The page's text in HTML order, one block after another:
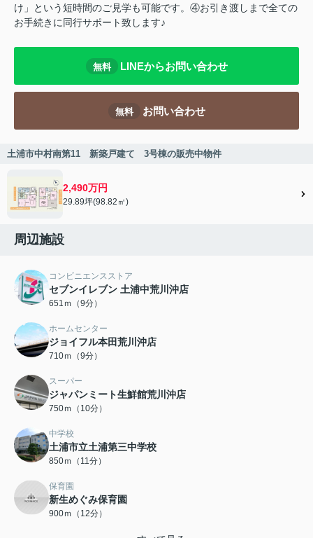
け」という短時間のご見学も可能です。④お引き渡しまで全ての
お手続きに同行サポート致します♪
無料 LINEからお問い合わせ
無料 お問い合わせ
土浦市中村南第11 新築戸建て 3号棟の販売中物件
2,490万円
29.89坪(98.82㎡)
周辺施設
コンビニエンスストア
セブンイレブン 土浦中荒川沖店
651ｍ（9分）
ホームセンター
ジョイフル本田荒川沖店
710ｍ（9分）
スーパー
ジャパンミート生鮮館荒川沖店
750ｍ（10分）
中学校
土浦市立土浦第三中学校
850ｍ（11分）
保育園
新生めぐみ保育園
900ｍ（12分）